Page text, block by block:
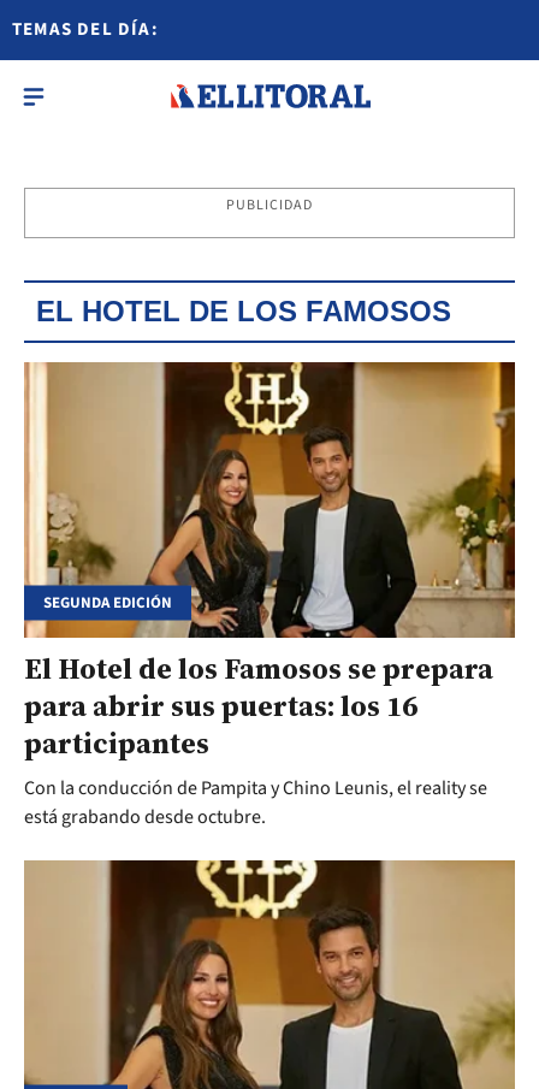
TEMAS DEL DÍA:
PUBLICIDAD
EL HOTEL DE LOS FAMOSOS
SEGUNDA EDICIÓN
El Hotel de los Famosos se prepara
para abrir sus puertas: los 16
participantes
Con la conducción de Pampita y Chino Leunis, el reality se
está grabando desde octubre.